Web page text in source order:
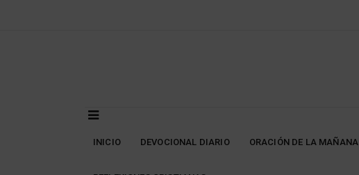
INICIO DEVOCIONAL DIARIO ORACIÓN DE LA MAÑANA